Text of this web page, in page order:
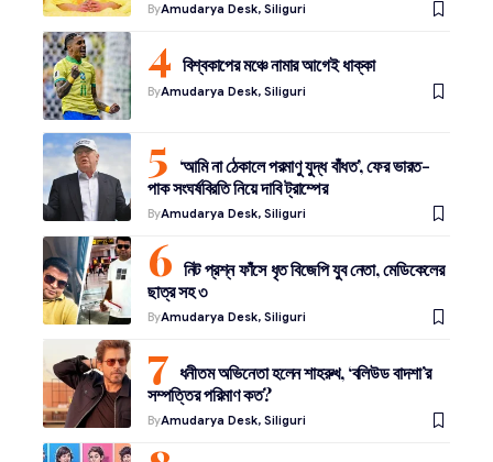
ByAmudarya Desk, Siliguri
বিশ্বকাপের মঞ্চে নামার আগেই ধাক্কা
ByAmudarya Desk, Siliguri
‘আমি না ঠেকালে পরমাণু যুদ্ধ বাঁধত’, ফের ভারত-
পাক সংঘর্ষবিরতি নিয়ে দাবি ট্রাম্পের
ByAmudarya Desk, Siliguri
নিট প্রশ্ন ফাঁসে ধৃত বিজেপি যুব নেতা, মেডিকেলের
ছাত্র সহ ৩
ByAmudarya Desk, Siliguri
ধনীতম অভিনেতা হলেন শাহরুখ, ‘বলিউড বাদশা’র
সম্পত্তির পরিমাণ কত?
ByAmudarya Desk, Siliguri